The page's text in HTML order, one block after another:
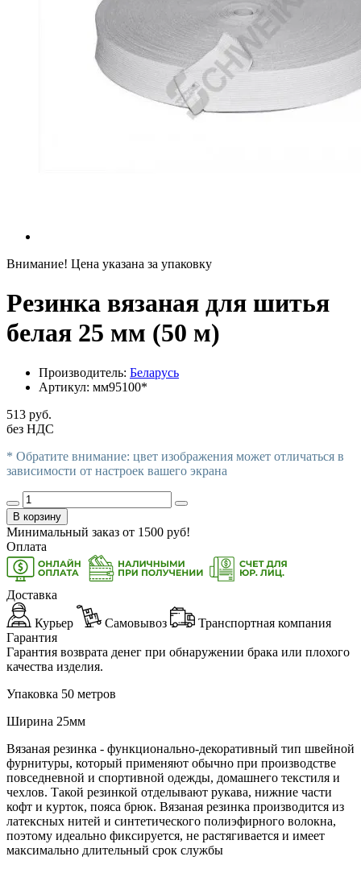
Внимание! Цена указана за упаковку
Резинка вязаная для шитья
белая 25 мм (50 м)
Производитель: Беларусь
Артикул: мм95100*
513 руб.
без НДС
* Обратите внимание: цвет изображения может отличаться в
зависимости от настроек вашего экрана
В корзину
Минимальный заказ от 1500 руб!
Оплата
Доставка
Курьер Самовывоз
Транспортная компания
Гарантия
Гарантия возврата денег при обнаружении брака или плохого
качества изделия.
Упаковка 50 метров
Ширина 25мм
Вязаная резинка - функционально-декоративный тип швейной
фурнитуры, который применяют обычно при производстве
повседневной и спортивной одежды, домашнего текстиля и
чехлов. Такой резинкой отделывают рукава, нижние части
кофт и курток, пояса брюк. Вязаная резинка производится из
латексных нитей и синтетического полиэфирного волокна,
поэтому идеально фиксируется, не растягивается и имеет
максимально длительный срок службы